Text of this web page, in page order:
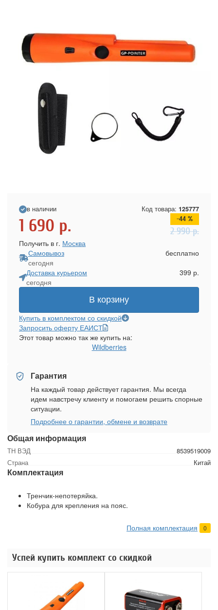
Общая информация
ТН ВЭД
8539519009
Страна
Китай
Комплектация
Тренчик-непотеряйка.
Кобура для крепления на пояс.
Полная комплектация 0
в наличии Код товара: 125777
1 690 р. -44 %
2 990р.
Получить в г. Москва
Самовывоз
сегодня
бесплатно
Доставка курьером
сегодня
399 р.
В корзину
Купить в комплектом со скидкой
Запросить оферту ЕАИСТ
Этот товар можно так же купить на:
Wildberries
Гарантия
На каждый товар действует гарантия. Мы всегда
идем навстречу клиенту и помогаем решить спорные
ситуации.
Подробнее о гарантии, обмене и возврате
Успей купить комплект со скидкой